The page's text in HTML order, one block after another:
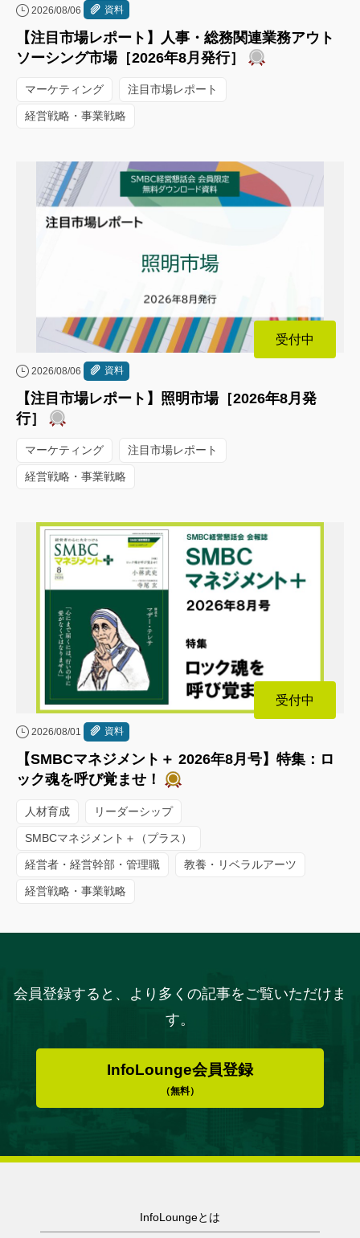
2026/08/06 資料
【注目市場レポート】人事・総務関連業務アウト
ソーシング市場［2026年8月発行］
マーケティング 注目市場レポート
経営戦略・事業戦略
受付中
2026/08/06 資料
【注目市場レポート】照明市場［2026年8月発
行］
マーケティング 注目市場レポート
経営戦略・事業戦略
受付中
2026/08/01 資料
【SMBCマネジメント＋ 2026年8月号】特集：ロ
ック魂を呼び覚ませ！
人材育成 リーダーシップ
SMBCマネジメント＋（プラス）
経営者・経営幹部・管理職 教養・リベラルアーツ
経営戦略・事業戦略
会員登録すると、より多くの記事をご覧いただけま
す。
InfoLounge会員登録
（無料）
InfoLoungeとは